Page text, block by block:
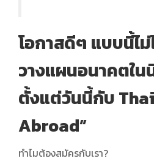
โอกาสดีๆ แบบนี้ไ
วางแผนอนาคตใ
ตั้งแต่วันนี้กับ
Abroad”
ทำไมต้องสมัครกับเรา?